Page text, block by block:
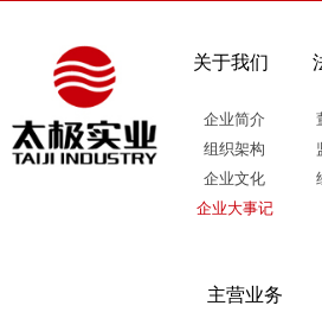
关于我们
企业简介
组织架构
企业文化
企业大事记
主营业务